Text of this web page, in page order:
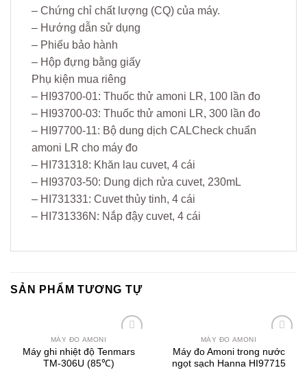
– Chứng chỉ chất lượng (CQ) của máy.
– Hướng dẫn sử dụng
– Phiếu bảo hành
– Hộp đựng bằng giấy
Phụ kiện mua riêng
– HI93700-01: Thuốc thử amoni LR, 100 lần đo
– HI93700-03: Thuốc thử amoni LR, 300 lần đo
– HI97700-11: Bộ dung dịch CALCheck chuẩn
amoni LR cho máy đo
– HI731318: Khăn lau cuvet, 4 cái
– HI93703-50: Dung dịch rửa cuvet, 230mL
– HI731331: Cuvet thủy tinh, 4 cái
– HI731336N: Nắp đậy cuvet, 4 cái
SẢN PHẨM TƯƠNG TỰ
thích
MÁY ĐO AMONI
Máy ghi nhiệt độ Tenmars
TM-306U (85℃)
thích
MÁY ĐO AMONI
Máy đo Amoni trong nước
ngọt sạch Hanna HI97715